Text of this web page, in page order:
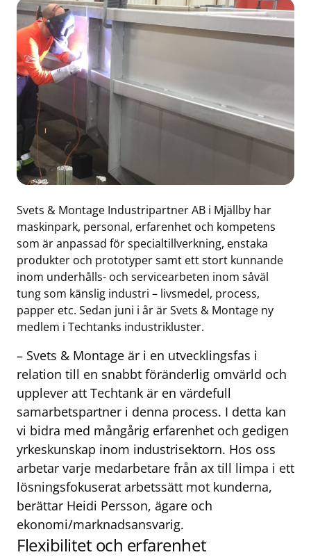
Svets & Montage Industripartner AB i Mjällby har
maskinpark, personal, erfarenhet och kompetens
som är anpassad för specialtillverkning, enstaka
produkter och prototyper samt ett stort kunnande
inom underhålls- och servicearbeten inom såväl
tung som känslig industri – livsmedel, process,
papper etc. Sedan juni i år är Svets & Montage ny
medlem i Techtanks industrikluster.
– Svets & Montage är i en utvecklingsfas i
relation till en snabbt föränderlig omvärld och
upplever att Techtank är en värdefull
samarbetspartner i denna process. I detta kan
vi bidra med mångårig erfarenhet och gedigen
yrkeskunskap inom industrisektorn. Hos oss
arbetar varje medarbetare från ax till limpa i ett
lösningsfokuserat arbetssätt mot kunderna,
berättar Heidi Persson, ägare och
ekonomi/marknadsansvarig.
Flexibilitet och erfarenhet